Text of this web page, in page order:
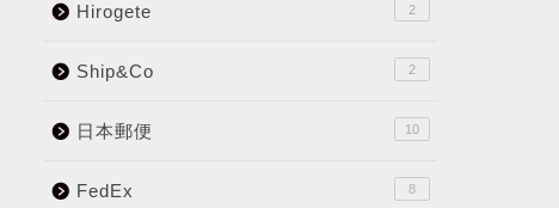
Hirogete 2
Ship&Co 2
日本郵便 10
FedEx 8